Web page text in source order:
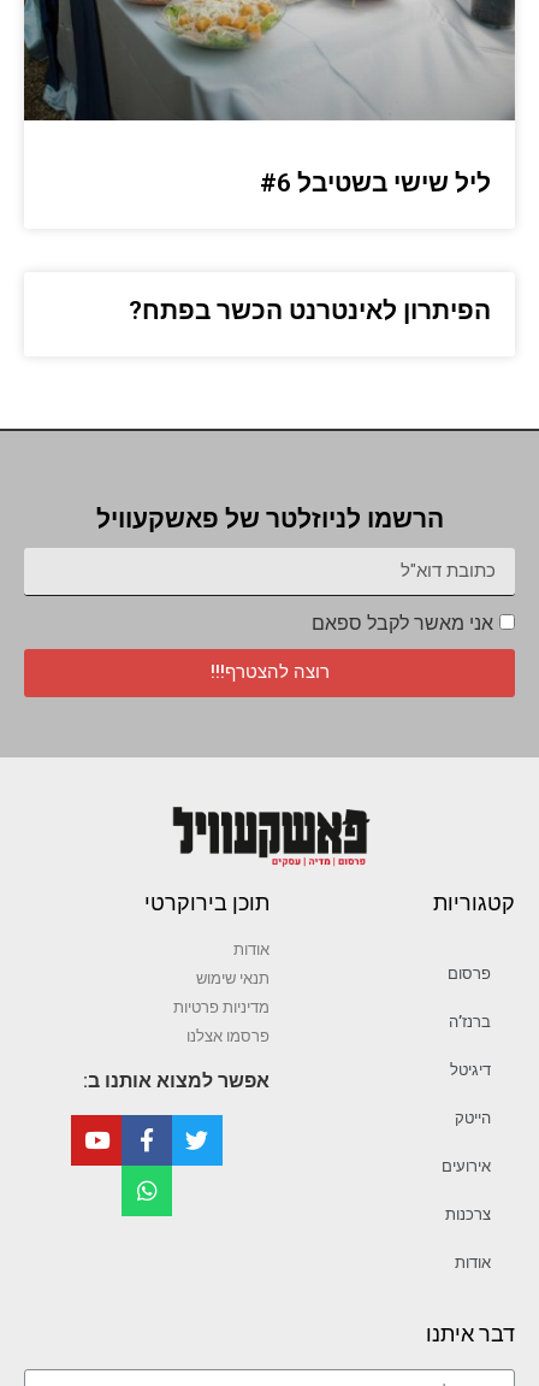
ליל שישי בשטיבל #6
הפיתרון לאינטרנט הכשר בפתח?
הרשמו לניוזלטר של פאשקעוויל
אני מאשר לקבל ספאם
רוצה להצטרף!!!
קטגוריות
פרסום
ברנז’ה
דיגיטל
הייטק
אירועים
צרכנות
אודות
תוכן בירוקרטי
אודות
תנאי שימוש
מדיניות פרטיות
פרסמו אצלנו
אפשר למצוא אותנו ב:
דבר איתנו